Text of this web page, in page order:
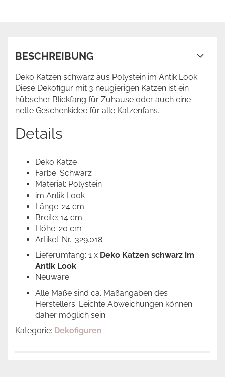
BESCHREIBUNG
Deko Katzen schwarz aus Polystein im Antik Look.
Diese Dekofigur mit 3 neugierigen Katzen ist ein
hübscher Blickfang für Zuhause oder auch eine
nette Geschenkidee für alle Katzenfans.
Details
Deko Katze
Farbe: Schwarz
Material: Polystein
im Antik Look
Länge: 24 cm
Breite: 14 cm
Höhe: 20 cm
Artikel-Nr.: 329.018
Lieferumfang: 1 x Deko Katzen schwarz im
Antik Look
Neuware
Alle Maße sind ca. Maßangaben des
Herstellers. Leichte Abweichungen können
daher möglich sein.
Kategorie: Dekofiguren